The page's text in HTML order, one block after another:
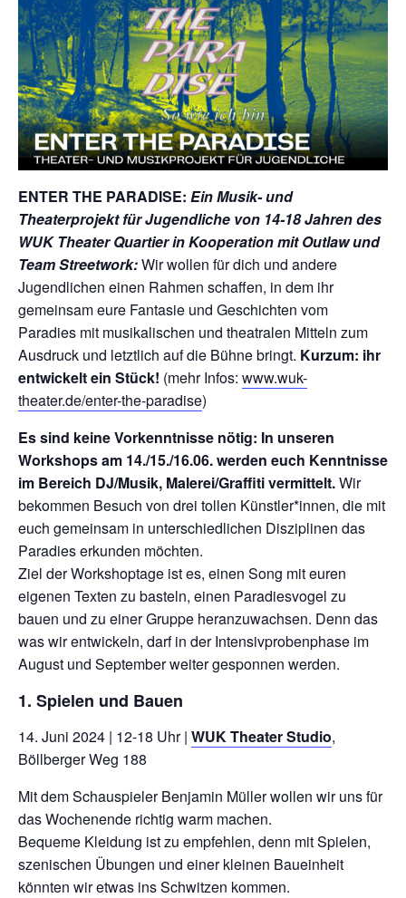
ENTER THE PARADISE: Ein Musik- und
Theaterprojekt für Jugendliche von 14-18 Jahren des
WUK Theater Quartier in Kooperation mit Outlaw und
Team Streetwork:Wir wollen für dich und andere
Jugendlichen einen Rahmen schaffen, in dem ihr
gemeinsam eure Fantasie und Geschichten vom
Paradies mit musikalischen und theatralen Mitteln zum
Ausdruck und letztlich auf die Bühne bringt. Kurzum: ihr
entwickelt ein Stück! (mehr Infos: www.wuk-
theater.de/enter-the-paradise)
Es sind keine Vorkenntnisse nötig: In unseren
Workshops am 14./15./16.06. werden euch Kenntnisse
im Bereich DJ/Musik, Malerei/Graffiti vermittelt.Wir
bekommen Besuch von drei tollen Künstler*innen, die mit
euch gemeinsam in unterschiedlichen Disziplinen das
Paradies erkunden möchten.
Ziel der Workshoptage ist es, einen Song mit euren
eigenen Texten zu basteln, einen Paradiesvogel zu
bauen und zu einer Gruppe heranzuwachsen. Denn das
was wir entwickeln, darf in der Intensivprobenphase im
August und September weiter gesponnen werden.
1. Spielen und Bauen
14. Juni 2024 | 12-18 Uhr | WUK Theater Studio,
Böllberger Weg 188
Mit dem Schauspieler Benjamin Müller wollen wir uns für
das Wochenende richtig warm machen.
Bequeme Kleidung ist zu empfehlen, denn mit Spielen,
szenischen Übungen und einer kleinen Baueinheit
könnten wir etwas ins Schwitzen kommen.